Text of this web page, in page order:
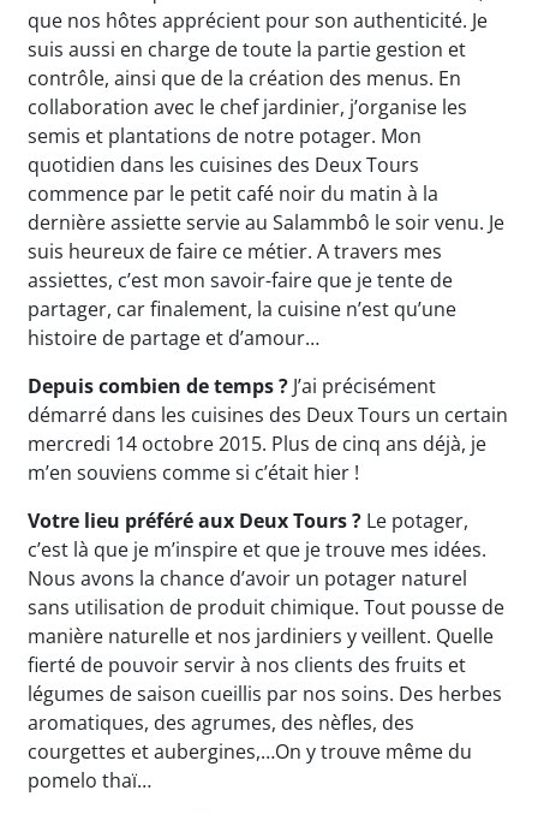
que nos hôtes apprécient pour son authenticité. Je
suis aussi en charge de toute la partie gestion et
contrôle, ainsi que de la création des menus. En
collaboration avec le chef jardinier, j’organise les
semis et plantations de notre potager. Mon
quotidien dans les cuisines des Deux Tours
commence par le petit café noir du matin à la
dernière assiette servie au Salammbô le soir venu. Je
suis heureux de faire ce métier. A travers mes
assiettes, c’est mon savoir-faire que je tente de
partager, car finalement, la cuisine n’est qu’une
histoire de partage et d’amour…
Depuis combien de temps ? J’ai précisément
démarré dans les cuisines des Deux Tours un certain
mercredi 14 octobre 2015. Plus de cinq ans déjà, je
m’en souviens comme si c’était hier !
Votre lieu préféré aux Deux Tours ? Le potager,
c’est là que je m’inspire et que je trouve mes idées.
Nous avons la chance d’avoir un potager naturel
sans utilisation de produit chimique. Tout pousse de
manière naturelle et nos jardiniers y veillent. Quelle
fierté de pouvoir servir à nos clients des fruits et
légumes de saison cueillis par nos soins. Des herbes
aromatiques, des agrumes, des nèfles, des
courgettes et aubergines,…On y trouve même du
pomelo thaï…